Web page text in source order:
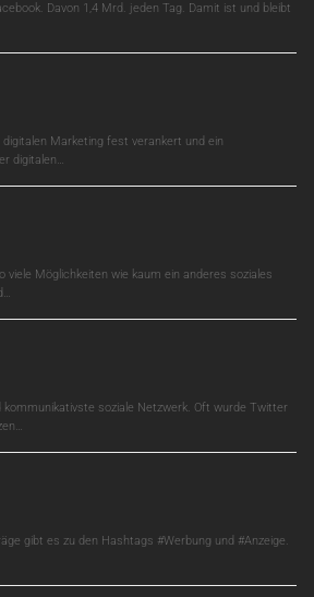
Davon 1,4 Mrd. jeden Tag. Damit ist und bleibt
Marketing fest verankert und ein
digitalen…
viele Möglichkeiten wie kaum ein anderes soziales
soziale Netzwerk. Oft wurde Twitter
gibt es zu den Hashtags #Werbung und #Anzeige.